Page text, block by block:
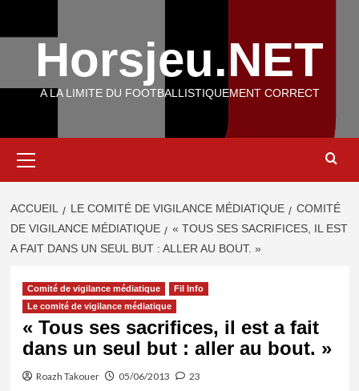
Horsjeu.NET
A LA LIMITE DU FOOTBALLISTIQUEMENT CORRECT
principal
ACCUEIL LE COMITÉ DE VIGILANCE MÉDIATIQUE
COMITÉ
DE VIGILANCE MÉDIATIQUE
« TOUS SES SACRIFICES, IL EST
A FAIT DANS UN SEUL BUT : ALLER AU BOUT. »
Comité de vigilance médiatique
Fil Info
Le comité de vigilance médiatique
« Tous ses sacrifices, il est a fait
dans un seul but : aller au bout. »
Roazh Takouer 05/06/2013 23